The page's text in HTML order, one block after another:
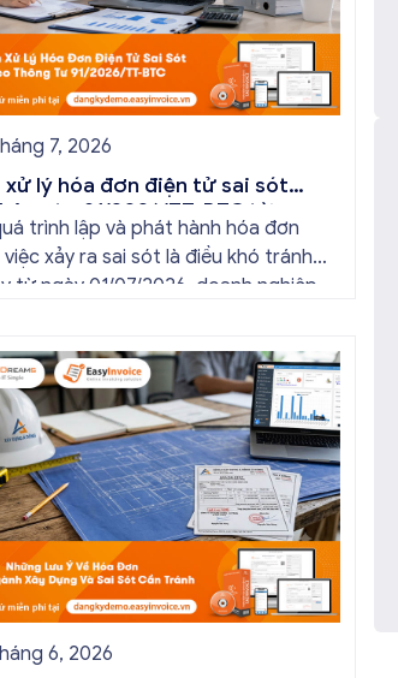
7, 2026
xử lý hóa đơn điện tử sai sót
tư 91/2026/TT-BTC từ
trình lập và phát hành hóa đơn
xảy ra sai sót là điều khó tránh
từ ngày 01/07/2026, doanh nghiệp
điện tử EasyInvoice tìm hiểu 03 cách
6, 2026